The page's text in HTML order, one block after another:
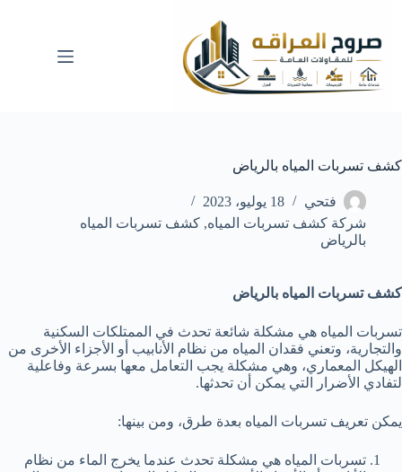
المحتوى
كشف تسربات المياه بالرياض
فتحي
18 يوليو، 2023
شركة كشف تسربات المياه, كشف تسربات المياه
بالرياض
كشف تسربات المياه بالرياض
تسربات المياه هي مشكلة شائعة تحدث في الممتلكات السكنية
والتجارية، وتعني فقدان المياه من نظام الأنابيب أو الأجزاء الأخرى من
الهيكل المعماري، وهي مشكلة يجب التعامل معها بسرعة وفاعلية
لتفادي الأضرار التي يمكن أن تحدثها.
يمكن تعريف تسربات المياه بعدة طرق، ومن بينها:
تسربات المياه هي مشكلة تحدث عندما يخرج الماء من نظام